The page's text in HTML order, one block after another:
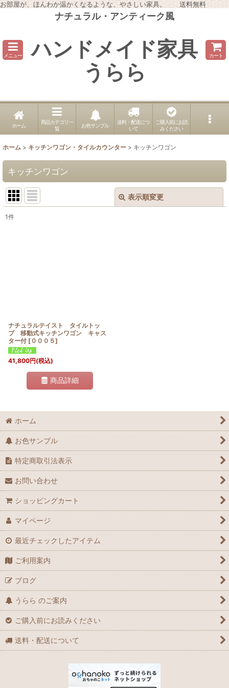
お部屋が、ほんわか温かくなるような、やさしい家具。 送料無料
ナチュラル・アンティーク風
メニュー ハンドメイド家具
うらら
カート
ホーム
商品カテゴリ一
覧
お色サンプル
送料・配送につ
いて
ご購入前にお読
みください
ホーム > キッチンワゴン・タイルカウンター > キッチンワゴン
キッチンワゴン
表示順変更
1件
ナチュラルテイスト タイルトッ
プ 移動式キッチンワゴン キャス
ター付 [ ０００５]
41,800円(税込)
商品詳細
ホーム
お色サンプル
特定商取引法表示
お問い合わせ
ショッピングカート
マイページ
最近チェックしたアイテム
ご利用案内
ブログ
うらら のご案内
ご購入前にお読みください
送料・配送について